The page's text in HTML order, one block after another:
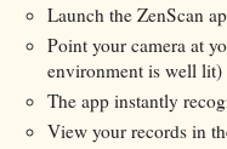
Launch the ZenScan
Point your camera at
environment is well lit)
The app instantly
View your records in